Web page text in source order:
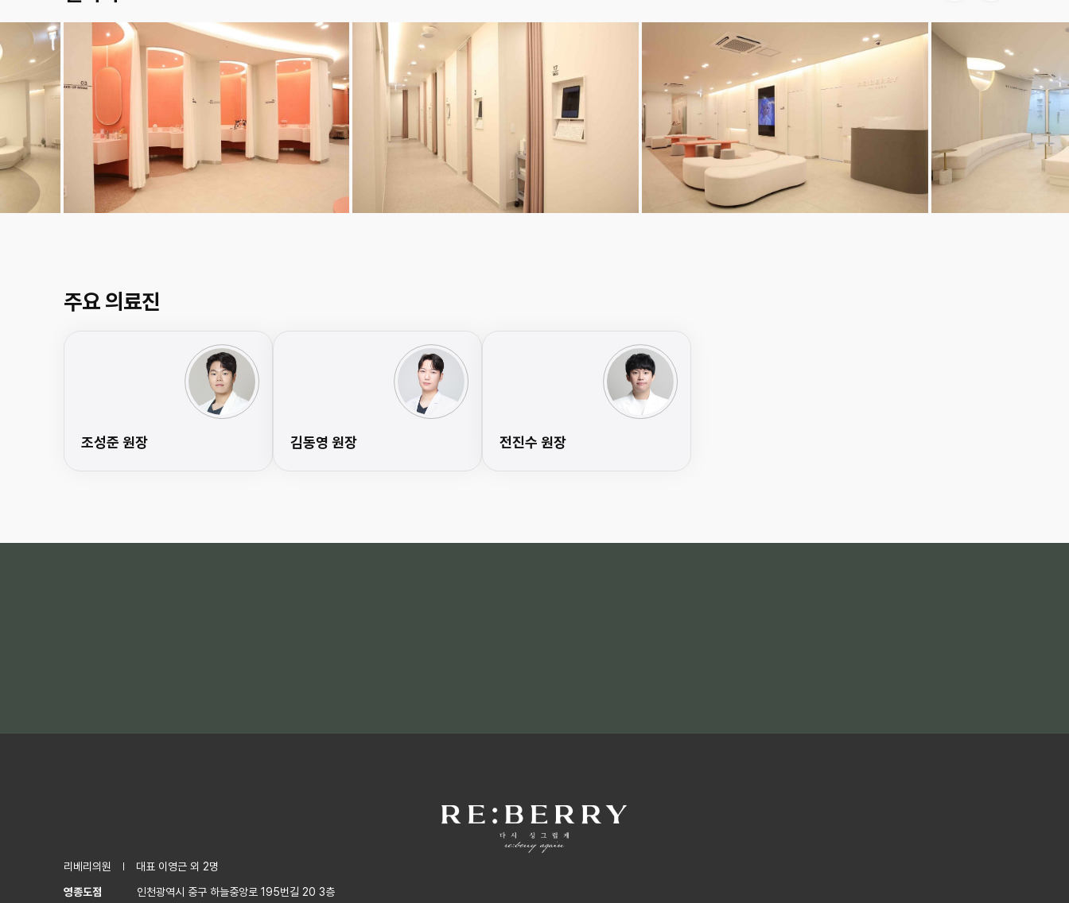
주요 의료진
조성준 원장 김동영 원장 전진수 원장
리베리의원
대표 이영근 외 2명
영종도점
인천광역시 중구 하늘중앙로 195번길 20 3층